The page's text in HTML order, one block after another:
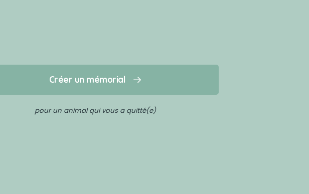
Créer un mémorial
pour un animal qui vous a quitté(e)